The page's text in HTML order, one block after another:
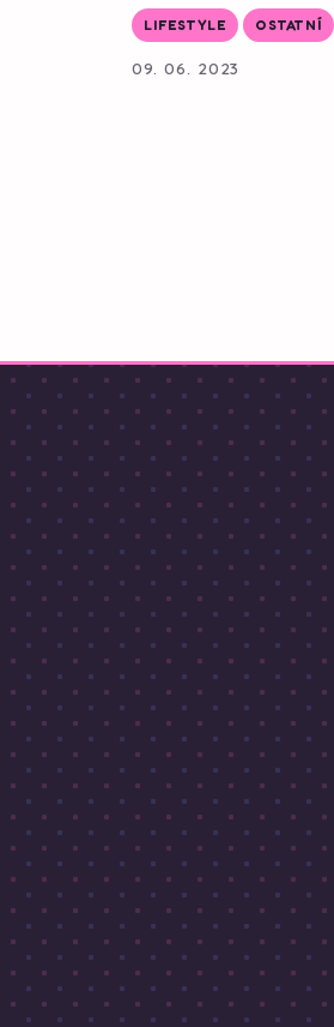
LIFESTYLE OSTATNÍ
09. 06. 2023